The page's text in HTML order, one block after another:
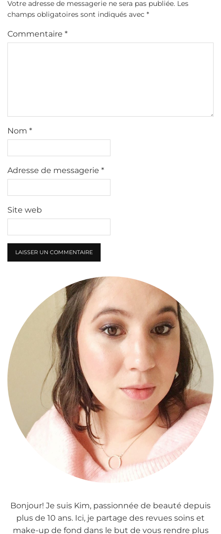
Votre adresse de messagerie ne sera pas publiée. Les
champs obligatoires sont indiqués avec *
Commentaire *
Nom *
Adresse de messagerie *
Site web
Bonjour! Je suis Kim, passionnée de beauté depuis
plus de 10 ans. Ici, je partage des revues soins et
make-up de fond dans le but de vous rendre plus